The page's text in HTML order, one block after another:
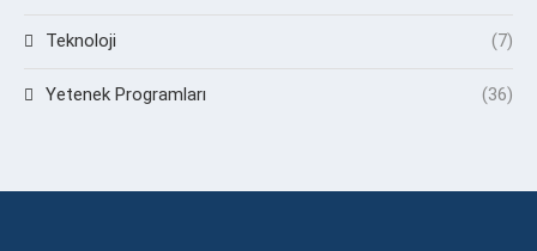
Teknoloji (7)
Yetenek Programları (36)